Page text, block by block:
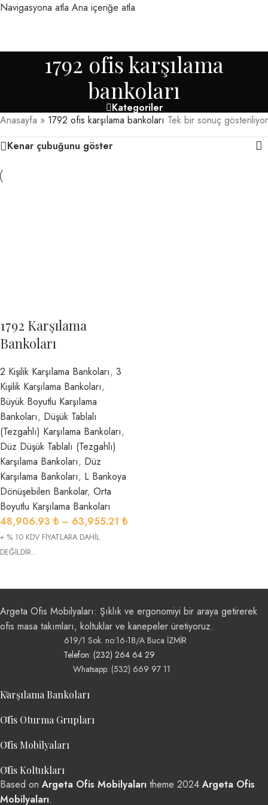
Navigasyona atla Ana içeriğe atla
1792 ofis karşılama
bankoları
Kategoriler
Anasayfa » 1792 ofis karşılama bankoları Tek bir sonuç gösteriliyor
Kenar çubuğunu göster
1792 Karşılama
Bankoları
2 Kişilik Karşılama Bankoları, 3
Kişilik Karşılama Bankoları,
Büyük Boyutlu Karşılama
Bankoları, Düşük Tablalı
(Tezgahlı) Karşılama Bankoları,
Düz Düşük Tablalı (Tezgahlı)
Karşılama Bankoları, Düz
Karşılama Bankoları, L Bankoya
Dönüşebilen Bankolar, Orta
Boyutlu Karşılama Bankoları
48,906.93 ₺ – 63,955.21 ₺
+ % 10 KDV FİYATLARA DAHİL
DEĞİLDİR..
Argeta Ofis Mobilyaları: Şıklık ve ergonomiyi bir araya getirerek
ofis masa takımları, koltuklar ve kanepeler üretiyoruz.
619/1 Sok. no:16-18/A Buca İZMİR
Telefon: (232) 264 64 29
Whatsapp: (532) 669 97 11
Karşılama Bankoları
Ofis Oturma Grupları
Ofis Mobilyaları
Ofis Koltukları
Based onArgeta Ofis Mobilyaları theme 2024Argeta Ofis
Mobilyaları.